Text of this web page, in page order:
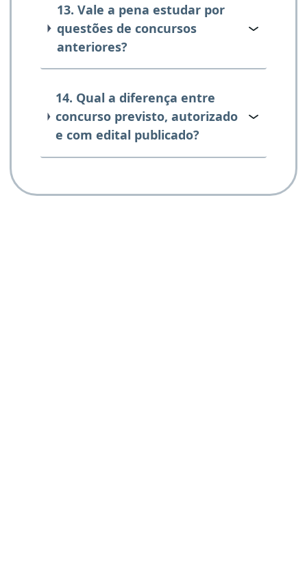
13. Vale a pena estudar por
questões de concursos
anteriores?
14. Qual a diferença entre
concurso previsto, autorizado
e com edital publicado?